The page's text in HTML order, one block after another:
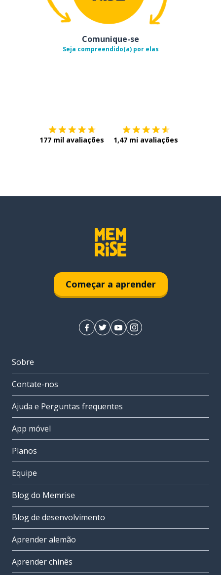
Comunique-se
Seja compreendido(a) por elas
177 mil avaliações 1,47 mi avaliações
Começar a aprender
Sobre
Contate-nos
Ajuda e Perguntas frequentes
App móvel
Planos
Equipe
Blog do Memrise
Blog de desenvolvimento
Aprender alemão
Aprender chinês